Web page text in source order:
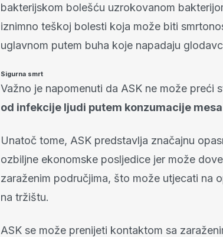
bakterijskom bolešću uzrokovanom
iznimno teškoj bolesti koja može biti
uglavnom putem buha koje napadaju
Sigurna smrt
Važno je napomenuti da ASK ne može preći
od infekcije ljudi putem konzumacije
Unatoč tome, ASK predstavlja značajnu
ozbiljne ekonomske posljedice jer može
zaraženim područjima, što može utjecati na
na tržištu.
ASK se može prenijeti kontaktom sa